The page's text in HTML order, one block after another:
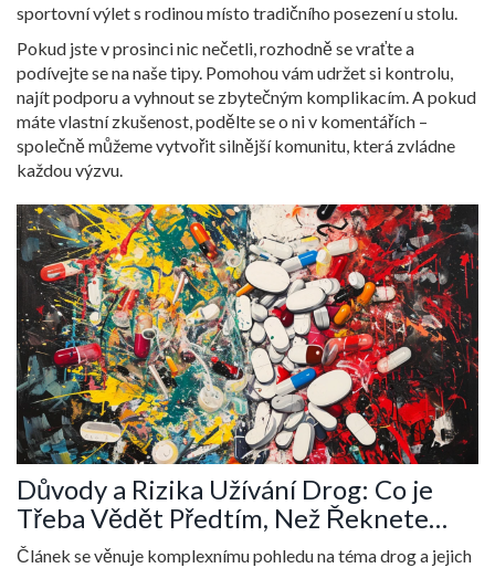
sportovní výlet s rodinou místo tradičního posezení u stolu.
Pokud jste v prosinci nic nečetli, rozhodně se vraťte a
podívejte se na naše tipy. Pomohou vám udržet si kontrolu,
najít podporu a vyhnout se zbytečným komplikacím. A pokud
máte vlastní zkušenost, podělte se o ni v komentářích –
společně můžeme vytvořit silnější komunitu, která zvládne
každou výzvu.
Důvody a Rizika Užívání Drog: Co je
Třeba Vědět Předtím, Než Řeknete
'Ano'
Článek se věnuje komplexnímu pohledu na téma drog a jejich